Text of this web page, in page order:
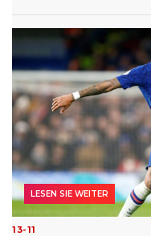
13-11
LESEN SIE WEITER